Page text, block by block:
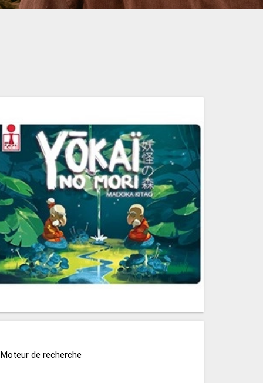
Moteur de recherche